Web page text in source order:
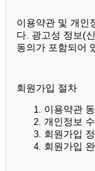
이용약관 및 개인
다. 광고성 정보(
동의가 포함되어
회원가입 절차
이용약관
개인정보
회원가입
회원가입